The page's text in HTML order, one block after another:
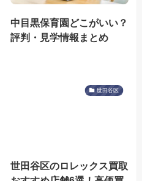
中目黒保育園どこがいい？
評判・見学情報まとめ
世田谷区
世田谷区のロレックス買取